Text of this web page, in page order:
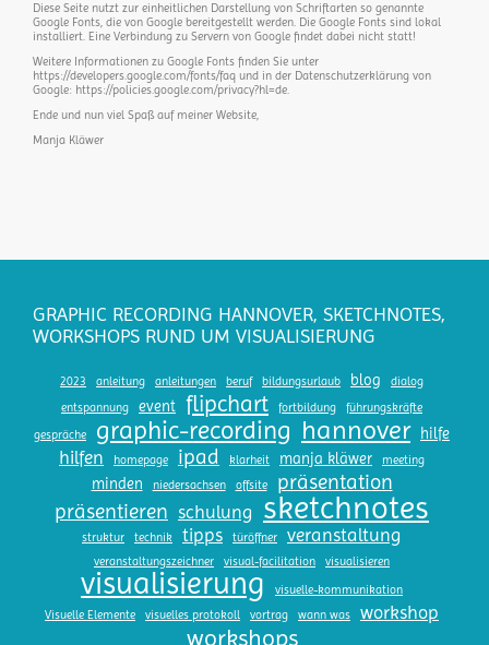
Diese Seite nutzt zur einheitlichen Darstellung von Schriftarten so genannte
Google Fonts, die von Google bereitgestellt werden. Die Google Fonts sind lokal
installiert. Eine Verbindung zu Servern von Google findet dabei nicht statt!
Weitere Informationen zu Google Fonts finden Sie unter
https://developers.google.com/fonts/faq und in der Datenschutzerklärung von
Google: https://policies.google.com/privacy?hl=de.
Ende und nun viel Spaß auf meiner Website,
Manja Kläwer
GRAPHIC RECORDING HANNOVER, SKETCHNOTES,
WORKSHOPS RUND UM VISUALISIERUNG
2023 anleitung anleitungen beruf bildungsurlaub blog
dialog
entspannung
event flipchart fortbildung
führungskräfte
gespräche
graphic-recording hannover hilfe
hilfen homepage ipad klarheit manja kläwer meeting
minden niedersachsen offsite
präsentation
präsentieren schulung sketchnotes
struktur technik tipps türöffner veranstaltung
veranstaltungszeichner visual-facilitation visualisieren
visualisierung
visuelle-kommunikation
Visuelle Elemente
visuelles protokoll vortrag wann was workshop
workshops